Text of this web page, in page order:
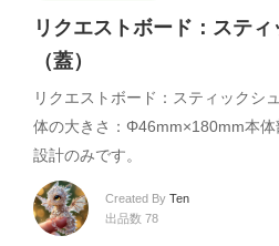
リクエストボード：ステ
（蓋）
リクエストボード：スティックシ
体の大きさ：Φ46mm×180mm本
設計のみです。
Created By Ten
出品数 78